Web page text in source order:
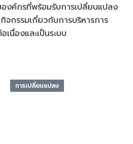
งค์กรที่พร้อมรับการเปลี่ยนแปลง
จกรรมเกี่ยวกับการบริหารการ
นื่องและเป็นระบบ
การเปลี่ยนแปลง